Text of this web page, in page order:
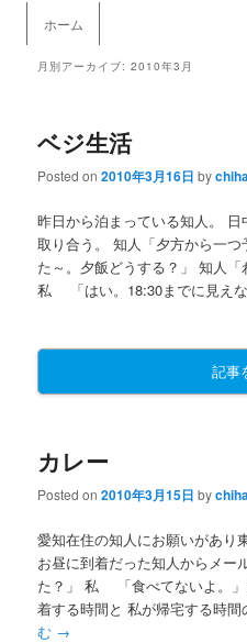
メインコンテンツへ移動
サブコンテンツへ移動
ホーム
月別アーカイブ:2010年3月
ベジ生活
Posted on2010年3月16日 by
昨日から泊まっている知人。
取り合う。 知人「夕方から一
た～。夕飯どうする？」 知人「
私 「はい。18:30までに見え
記事
カレー
Posted on2010年3月15日 by
愛知在住の知人にお願いがあり
お昼に到着だった知人からメー
た？」 私 「食べてないよ。」
着する時間と 私が帰宅する時
む →